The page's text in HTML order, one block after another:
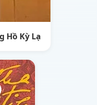
Hồ Kỳ Lạ